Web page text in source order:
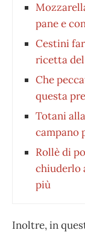
pane e
Cestini
ricetta
Che
questa
Totani
campano
Rollè di
chiuderlo
più
Inoltre, in